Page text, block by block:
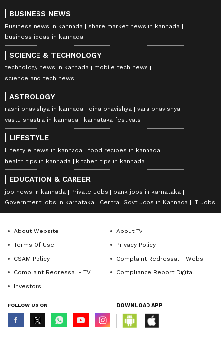
BUSINESS NEWS
Business news in kannada
share market news in kannada
business ideas in kannada
SCIENCE & TECHNOLOGY
technology news in kannada
mobile tech news
science and tech news
ASTROLOGY
rashi bhavishya in kannada dina bhavishya
vara bhavishya
vastu shastra in kannada
karnataka festivals
LIFESTYLE
Lifestyle news in kannada
food recipes in kannada
health tips in kannada
kitchen tips in kannada
EDUCATION & CAREER
job news in kannada Private Jobs
bank jobs in karnataka
Government jobs in karnataka
Central Govt Jobs in Kannada IT Jobs
About Website
About Tv
Terms Of Use
Privacy Policy
CSAM Policy
Complaint Redressal - Website
Complaint Redressal - TV
Compliance Report Digital
Investors
FOLLOW US ON DOWNLOAD APP